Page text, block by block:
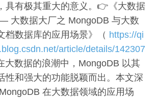
具有极其重大的意义。👉《大数据
大数据大厂之 MongoDB 与大数
档数据库的应用场景》（ https://qi
article/details/142307
大数据的浪潮中，MongoDB 以其
性和强大的功能脱颖而出。本文深
在大数据领域的应用场